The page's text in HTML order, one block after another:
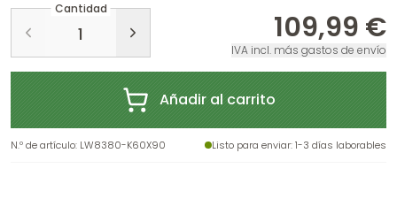
Cantidad
109,99 €
IVA incl. más gastos de envío
Añadir al carrito
N.º de artículo: LW8380-K60X90 Listo para enviar: 1-3 días laborables